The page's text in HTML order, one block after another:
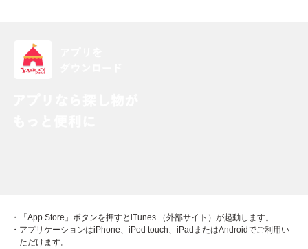
・「App Store」ボタンを押すとiTunes （外部サイト）が起動します。
・アプリケーションはiPhone、iPod touch、iPadまたはAndroidでご利用い
ただけます。